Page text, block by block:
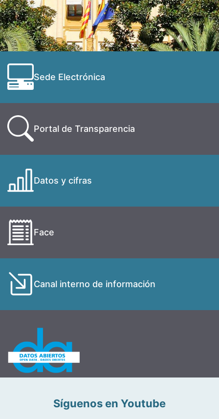
Sede Electrónica
Portal de Transparencia
Datos y cifras
Face
Canal interno de información
Síguenos en Youtube